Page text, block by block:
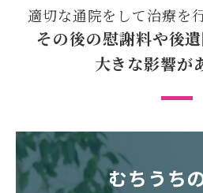
適切な通院をして治療を
その後の慰謝料や後
大きな影響が
むちうち